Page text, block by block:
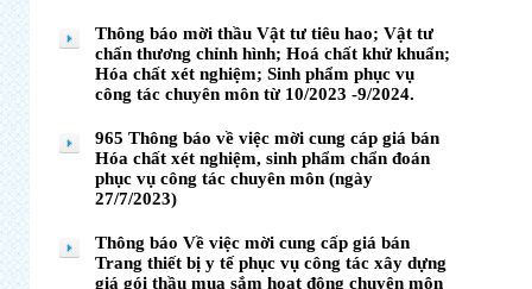
Thông báo mời thầu Vật tư tiêu hao; Vật tư
chấn thương chỉnh hình; Hoá chất khử khuẩn;
Hóa chất xét nghiệm; Sinh phẩm phục vụ
công tác chuyên môn từ 10/2023 -9/2024.
965 Thông báo về việc mời cung cáp giá bán
Hóa chất xét nghiệm, sinh phẩm chẩn đoán
phục vụ công tác chuyên môn (ngày
27/7/2023)
Thông báo Về việc mời cung cấp giá bán
Trang thiết bị y tế phục vụ công tác xây dựng
giá gói thầu mua sắm hoạt động chuyên môn